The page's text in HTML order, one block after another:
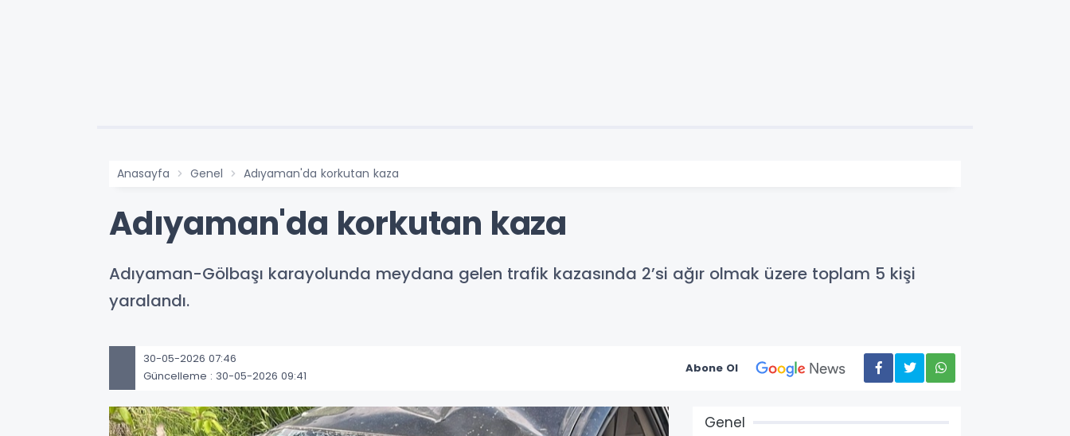
Anasayfa Genel Adıyaman'da korkutan kaza
Adıyaman'da korkutan kaza
Adıyaman-Gölbaşı karayolunda meydana gelen trafik kazasında 2’si ağır olmak üzere toplam 5 kişi
yaralandı.
30-05-2026 07:46
Güncelleme : 30-05-2026 09:41
Abone Ol
Genel